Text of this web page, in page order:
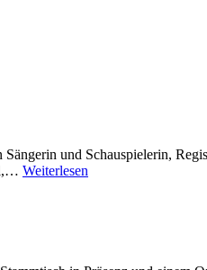
und Schauspielerin,
Weiterlesen